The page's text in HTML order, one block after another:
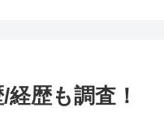
歴も調査！